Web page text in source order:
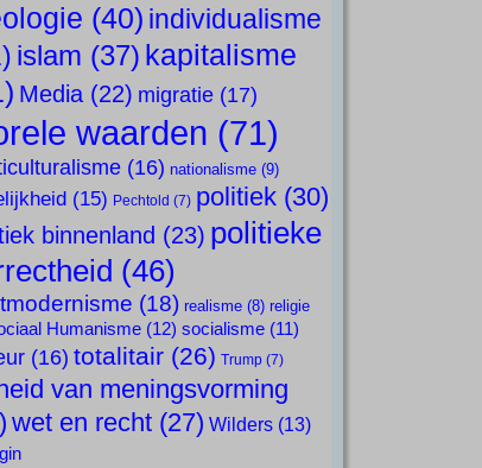
(40) individualisme
islam (37) kapitalisme
Media (22) migratie (17)
waarden (71)
(16) nationalisme (9)
(15) Pechtold (7) politiek (30)
binnenland (23) politieke
(46)
(18) realisme (8) religie
Humanisme (12) socialisme (11)
(16) totalitair (26) Trump (7)
van meningsvorming
wet en recht (27) Wilders (13)